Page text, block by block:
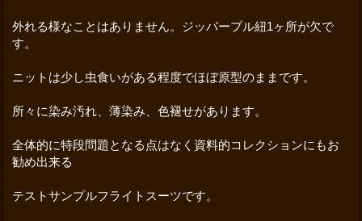
外れる様なことはありません。ジッパープル紐1ヶ所が欠で
す。
ニットは少し虫食いがある程度でほぼ原型のままです。
所々に染み汚れ、薄染み、色褪せがあります。
全体的に特段問題となる点はなく資料的コレクションにもお
勧め出来る
テストサンプルフライトスーツです。